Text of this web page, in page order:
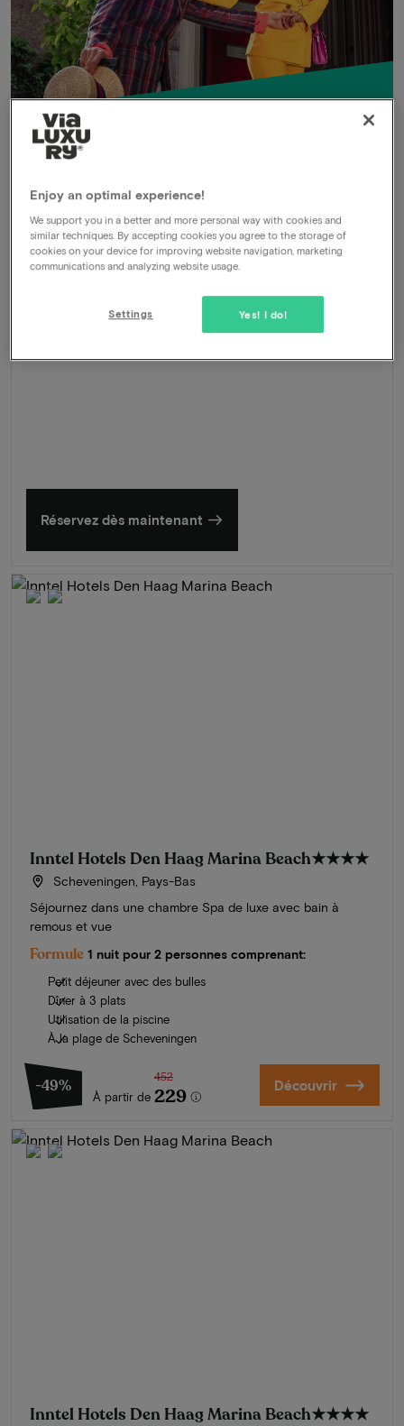
UNLOCK
-44%
Réservez dès maintenant
Inntel Hotels Den Haag Marina Beach★★★★
Scheveningen, Pays-Bas
Séjournez dans une chambre Spa de luxe avec bain à
remous et vue
Formule 1 nuit pour 2 personnes comprenant:
Petit déjeuner avec des bulles
Dîner à 3 plats
Utilisation de la piscine
À la plage de Scheveningen
-49%
À partir de
452
229 Découvrir
Inntel Hotels Den Haag Marina Beach★★★★
Enjoy an optimal experience!
We support you in a better and more personal way with cookies and
similar techniques. By accepting cookies you agree to the storage of
cookies on your device for improving website navigation, marketing
communications and analyzing website usage.
Yes! I do!
Settings